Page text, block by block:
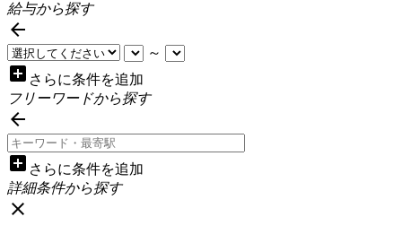
給与から探す

～
add_box さらに条件を追加
フリーワードから探す

add_box さらに条件を追加
詳細条件から探す
close